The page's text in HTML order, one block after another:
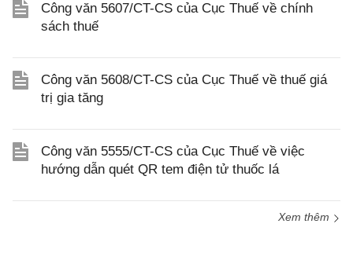
Công văn 5607/CT-CS của Cục Thuế về chính
sách thuế
Công văn 5608/CT-CS của Cục Thuế về thuế giá
trị gia tăng
Công văn 5555/CT-CS của Cục Thuế về việc
hướng dẫn quét QR tem điện tử thuốc lá
Xem thêm